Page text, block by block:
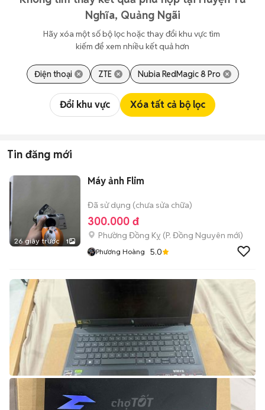
Nghĩa, Quảng Ngãi
Hãy xóa một số bộ lọc hoặc thay đổi khu vực tìm
kiếm để xem nhiều kết quả hơn
Điện thoại ZTE Nubia RedMagic 8 Pro
Đổi khu vực Xóa tất cả bộ lọc
Tin đăng mới
26 giây trước 1
Máy ảnh Flim
Đã sử dụng (chưa sửa chữa)
300.000 đ
Phường Đồng Kỵ (P. Đồng Nguyên mới)
Phương Hoàng 5.0